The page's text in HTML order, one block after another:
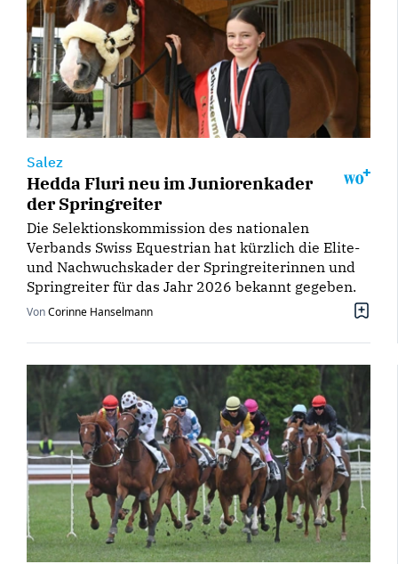
Salez
Hedda Fluri neu im Juniorenkader
der Springreiter
Die Selektionskommission des nationalen
Verbands Swiss Equestrian hat kürzlich die Elite-
und Nachwuchskader der Springreiterinnen und
Springreiter für das Jahr 2026 bekannt gegeben.
VonCorinne Hanselmann